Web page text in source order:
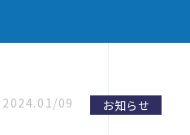
2024.01/09 お知らせ